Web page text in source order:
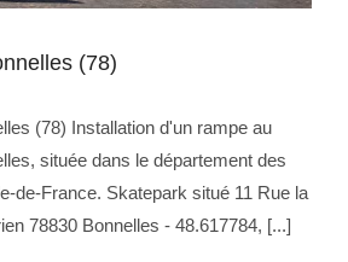
(78)
(78) Installation d'un rampe au
située dans le département des
de-France. Skatepark situé 11 Rue la
78830 Bonnelles - 48.617784, [...]